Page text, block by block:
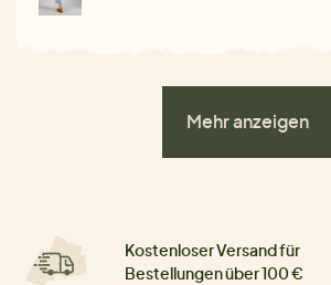
Mehr anzeigen
Kostenloser Versand für
Bestellungen über 100 €